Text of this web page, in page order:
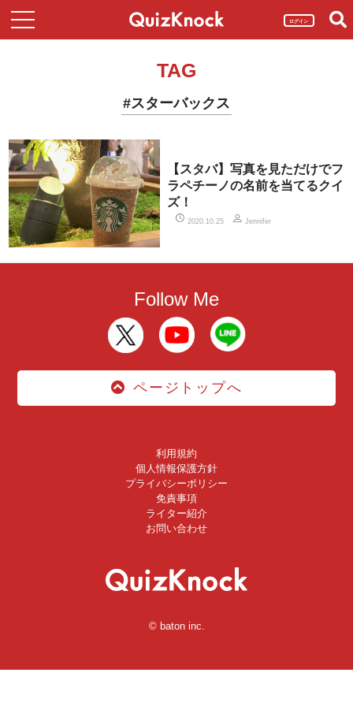
ログイン
TAG
#スターバックス
【スタバ】写真を見ただけでフ
ラペチーノの名前を当てるクイ
ズ！
2020.10.25 Jennifer
Follow Me
ページトップへ
利用規約
個人情報保護方針
プライバシーポリシー
免責事項
ライター紹介
お問い合わせ
© baton inc.